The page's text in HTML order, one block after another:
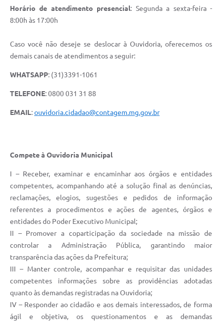
Horário de atendimento presencial: Segunda a sexta-feira -
8:00h às 17:00h
Caso você não deseje se deslocar à Ouvidoria, oferecemos os
demais canais de atendimentos a seguir:
WHATSAPP: (31)3391-1061
TELEFONE: 0800 031 31 88
EMAIL:ouvidoria.cidadao@contagem.mg.gov.br
Compete à Ouvidoria Municipal
I – Receber, examinar e encaminhar aos órgãos e entidades
competentes, acompanhando até a solução final as denúncias,
reclamações, elogios, sugestões e pedidos de informação
referentes a procedimentos e ações de agentes, órgãos e
entidades do Poder Executivo Municipal;
II – Promover a coparticipação da sociedade na missão de
controlar a Administração Pública, garantindo maior
transparência das ações da Prefeitura;
III – Manter controle, acompanhar e requisitar das unidades
competentes informações sobre as providências adotadas
quanto às demandas registradas na Ouvidoria;
IV – Responder ao cidadão e aos demais interessados, de forma
ágil e objetiva, os questionamentos e as demandas